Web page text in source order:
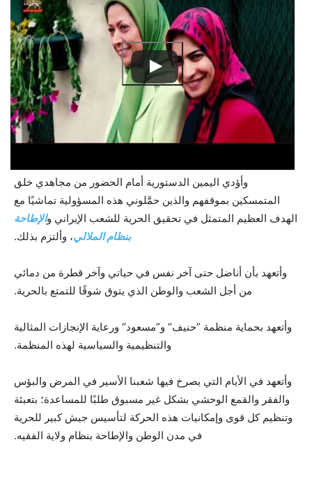
وأؤدي اليمين الدستورية أمام الحضور من مجاهدي خلق
المتمسكين بموقفهم والذين حمَّلوني هذه المسؤولية تماشيًا مع
الهدف العظيم المتمثل في تحقيق الحرية للشعب الإيراني والإطاحة
بنظام الملالي، وألتزم بذلك.
وأتعهد بأن أناضل حتى آخر نفس في حياتي وآخر قطرة من دمائي
من أجل الشعب والوطن الذي يتوق شوقًا للتمتع بالحرية.
وأتعهد بحماية منظمة ”حنيف“ و”مسعود“ ورعاية الإنجازات المثالية
والتنظيمية والسياسية لهذه المنظمة.
وأتعهد في الأيام التي يصرخ فيها شعبنا الأسير في المرض والبؤس
والفقر والقمع الوحشي بشكل غير مسبوق طلبًا للمساعدة؛ بتعبئة
وتنظيم كل قوى وإمكانيات هذه الحركة لتأسيس جيش كبير للحرية
في مدن الوطن والإطاحة بنظام ولاية الفقيه.